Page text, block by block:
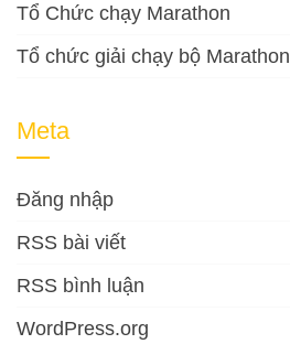
Tổ Chức chạy Marathon
Tổ chức giải chạy bộ Marathon
Meta
Đăng nhập
RSS bài viết
RSS bình luận
WordPress.org